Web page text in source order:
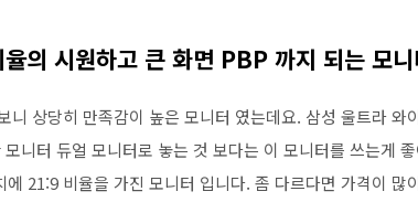
의 시원하고 큰 화면 PBP 까지 되는 모니
니 상당히 만족감이 높은 모니터 였는데요. 삼성 울트라
모니터 듀얼 모니터로 놓는 것 보다는 이 모니터를 쓰는게
에 21:9 비율을 가진 모니터 입니다. 좀 다르다면 가격이 많